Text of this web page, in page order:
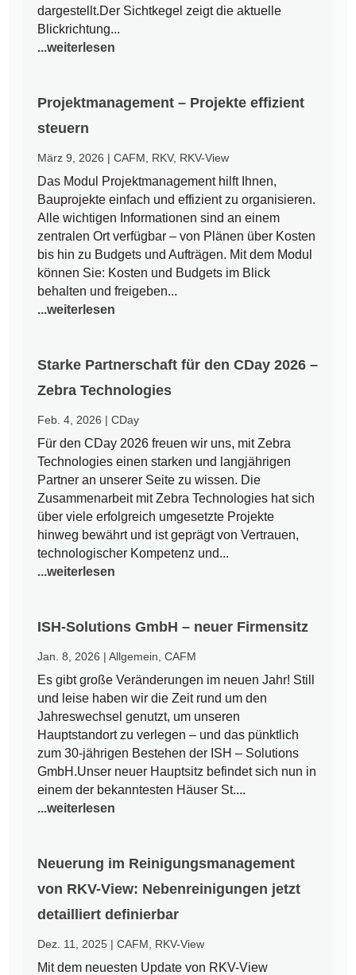
dargestellt.Der Sichtkegel zeigt die aktuelle
Blickrichtung...
...weiterlesen
Projektmanagement – Projekte effizient
steuern
März 9, 2026 |CAFM RKV, RKV-View
Das Modul Projektmanagement hilft Ihnen,
Bauprojekte einfach und effizient zu organisieren.
Alle wichtigen Informationen sind an einem
zentralen Ort verfügbar – von Plänen über Kosten
bis hin zu Budgets und Aufträgen. Mit dem Modul
können Sie: Kosten und Budgets im Blick
behalten und freigeben...
...weiterlesen
Starke Partnerschaft für den CDay 2026 –
Zebra Technologies
Feb. 4, 2026 |CDay
Für den CDay 2026 freuen wir uns, mit Zebra
Technologies einen starken und langjährigen
Partner an unserer Seite zu wissen. Die
Zusammenarbeit mit Zebra Technologies hat sich
über viele erfolgreich umgesetzte Projekte
hinweg bewährt und ist geprägt von Vertrauen,
technologischer Kompetenz und...
...weiterlesen
ISH-Solutions GmbH – neuer Firmensitz
Jan. 8, 2026 |Allgemein ,CAFM
Es gibt große Veränderungen im neuen Jahr! Still
und leise haben wir die Zeit rund um den
Jahreswechsel genutzt, um unseren
Hauptstandort zu verlegen – und das pünktlich
zum 30-jährigen Bestehen der ISH – Solutions
GmbH.Unser neuer Hauptsitz befindet sich nun in
einem der bekanntesten Häuser St....
...weiterlesen
Neuerung im Reinigungsmanagement
von RKV-View: Nebenreinigungen jetzt
detailliert definierbar
Dez. 11, 2025 |CAFM RKV-View
Mit dem neuesten Update von RKV-View